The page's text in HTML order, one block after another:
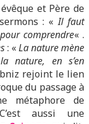
évêque et Père de
: «Il faut
comprendre« .
: «La nature mène
nature, en s’en
rejoint le lien
du passage à
métaphore de
aussi une